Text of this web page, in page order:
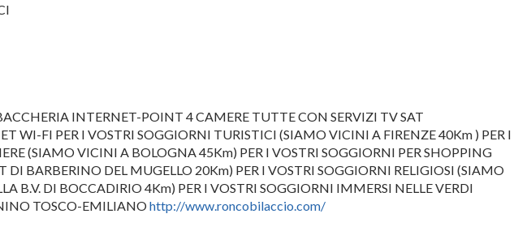
INTERNET-POINT 4 CAMERE TUTTE CON SERVIZI TV SAT
WI-FI PER I VOSTRI SOGGIORNI TURISTICI (SIAMO VICINI A FIRENZE 40Km ) PER I
(SIAMO VICINI A BOLOGNA 45Km) PER I VOSTRI SOGGIORNI PER SHOPPING
BARBERINO DEL MUGELLO 20Km) PER I VOSTRI SOGGIORNI RELIGIOSI (SIAMO
B.V. DI BOCCADIRIO 4Km) PER I VOSTRI SOGGIORNI IMMERSI NELLE VERDI
TOSCO-EMILIANOhttp://www.roncobilaccio.com/